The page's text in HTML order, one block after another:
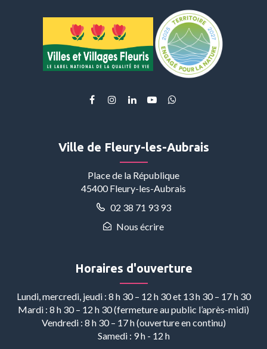
Lien
Facebook
Lien
Instagram
Lien
Linkedin
Lien
YoutubeWhatsapp
Ville de Fleury-les-Aubrais
Place de la République
45400 Fleury-les-Aubrais
02 38 71 93 93
Nous écrire
Horaires d'ouverture
Lundi, mercredi, jeudi : 8 h 30 – 12 h 30 et 13 h 30 – 17 h 30
Mardi : 8 h 30 – 12 h 30 (fermeture au public l’après-midi)
Vendredi : 8 h 30 – 17 h (ouverture en continu)
Samedi : 9 h - 12 h